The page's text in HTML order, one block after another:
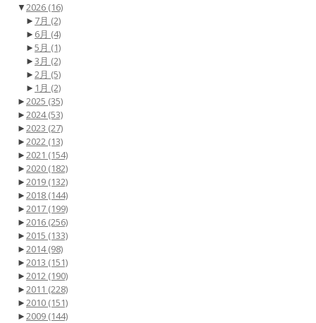
▼2026 (16)
► 7月 (2)
► 6月 (4)
►5月 (1)
►3月 (2)
►2月 (5)
► 1月 (2)
►2025 (35)
►2024(53)
►2023 (27)
►2022 (13)
►2021 (154)
►2020 (182)
►2019 (132)
►2018 (144)
►2017 (199)
►2016 (256)
►2015 (133)
►2014(98)
►2013 (151)
►2012 (190)
►2011 (228)
►2010 (151)
►2009 (144)